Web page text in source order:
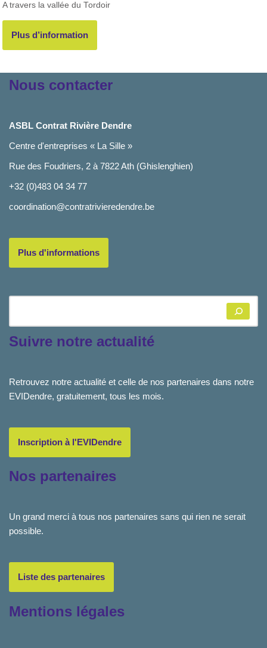
A travers la vallée du Tordoir
Plus d’information
Nous contacter
ASBL Contrat Rivière Dendre
Centre d'entreprises « La Sille »
Rue des Foudriers, 2 à 7822 Ath (Ghislenghien)
+32 (0)483 04 34 77
coordination@contratrivieredendre.be
Plus d'informations
Suivre notre actualité
Retrouvez notre actualité et celle de nos partenaires dans notre
EVIDendre, gratuitement, tous les mois.
Inscription à l'EVIDendre
Nos partenaires
Un grand merci à tous nos partenaires sans qui rien ne serait
possible.
Liste des partenaires
Mentions légales